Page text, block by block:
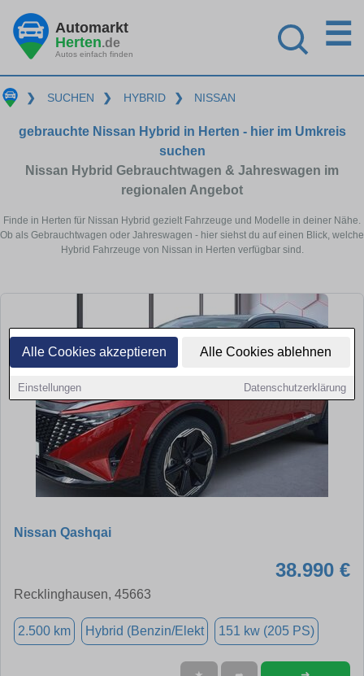
Alle Cookies akzeptieren Alle Cookies ablehnen
Einstellungen Datenschutzerklärung
Automarkt
Herten.de
Autos einfach finden
☰
❯ SUCHEN ❯ HYBRID ❯ NISSAN
gebrauchte Nissan Hybrid in Herten - hier im Umkreis
suchen
Nissan Hybrid Gebrauchtwagen & Jahreswagen im
regionalen Angebot
Finde in Herten für Nissan Hybrid gezielt Fahrzeuge und Modelle in deiner Nähe.
Ob als Gebrauchtwagen oder Jahreswagen - hier siehst du auf einen Blick, welche
Hybrid Fahrzeuge von Nissan in Herten verfügbar sind.
Nissan Qashqai
38.990 €
Recklinghausen, 45663
2.500 km Hybrid (Benzin/Elekt 151 kw (205 PS)